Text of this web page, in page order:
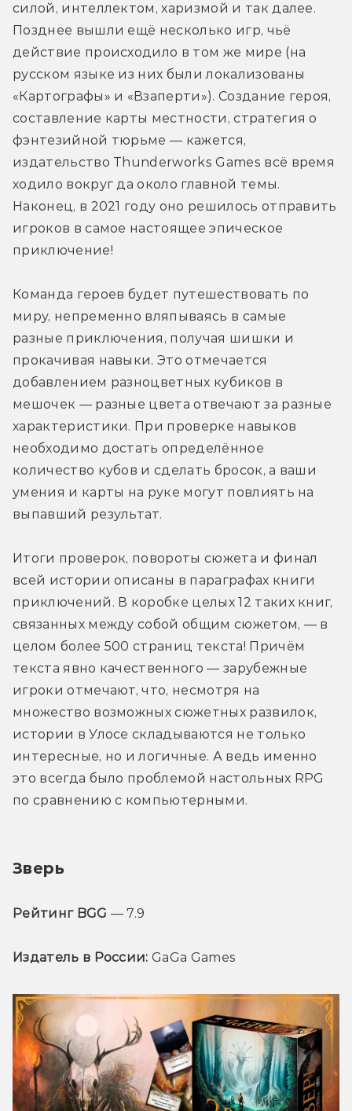
силой, интеллектом, харизмой и так далее.
Позднее вышли ещё несколько игр, чьё
действие происходило в том же мире (на
русском языке из них были локализованы
«Картографы» и «Взаперти»). Создание героя,
составление карты местности, стратегия о
фэнтезийной тюрьме — кажется,
издательство Thunderworks Games всё время
ходило вокруг да около главной темы.
Наконец, в 2021 году оно решилось отправить
игроков в самое настоящее эпическое
приключение!
Команда героев будет путешествовать по
миру, непременно вляпываясь в самые
разные приключения, получая шишки и
прокачивая навыки. Это отмечается
добавлением разноцветных кубиков в
мешочек — разные цвета отвечают за разные
характеристики. При проверке навыков
необходимо достать определённое
количество кубов и сделать бросок, а ваши
умения и карты на руке могут повлиять на
выпавший результат.
Итоги проверок, повороты сюжета и финал
всей истории описаны в параграфах книги
приключений. В коробке целых 12 таких книг,
связанных между собой общим сюжетом, — в
целом более 500 страниц текста! Причём
текста явно качественного — зарубежные
игроки отмечают, что, несмотря на
множество возможных сюжетных развилок,
истории в Улосе складываются не только
интересные, но и логичные. А ведь именно
это всегда было проблемой настольных RPG
по сравнению с компьютерными.
Зверь
Рейтинг BGG — 7.9
Издатель в России: GaGa Games